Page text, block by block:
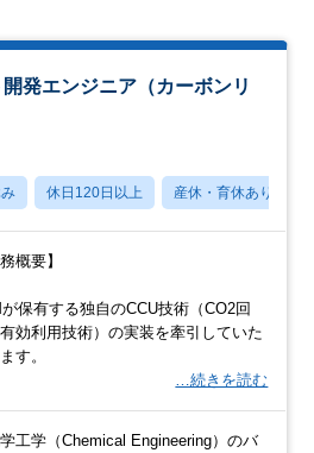
開発エンジニア（カーボンリ
休日120日以上 産休・育休あり
務概要】
保有する独自のCCU技術（CO2回
効利用技術）の実装を牽引していた
す。
…続きを読む
学工学（Chemical Engineering）のバ